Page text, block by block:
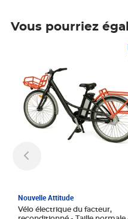
Vous pourriez
Nouvelle Attitude
Vélo électrique du facteur,